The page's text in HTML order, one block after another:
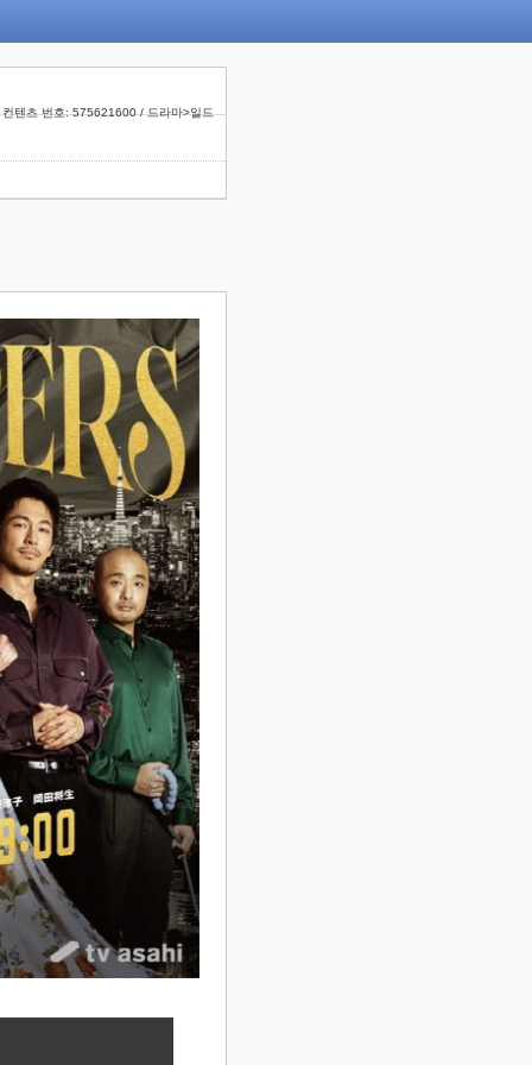
컨텐츠 번호: 575621600 / 드라마>일드